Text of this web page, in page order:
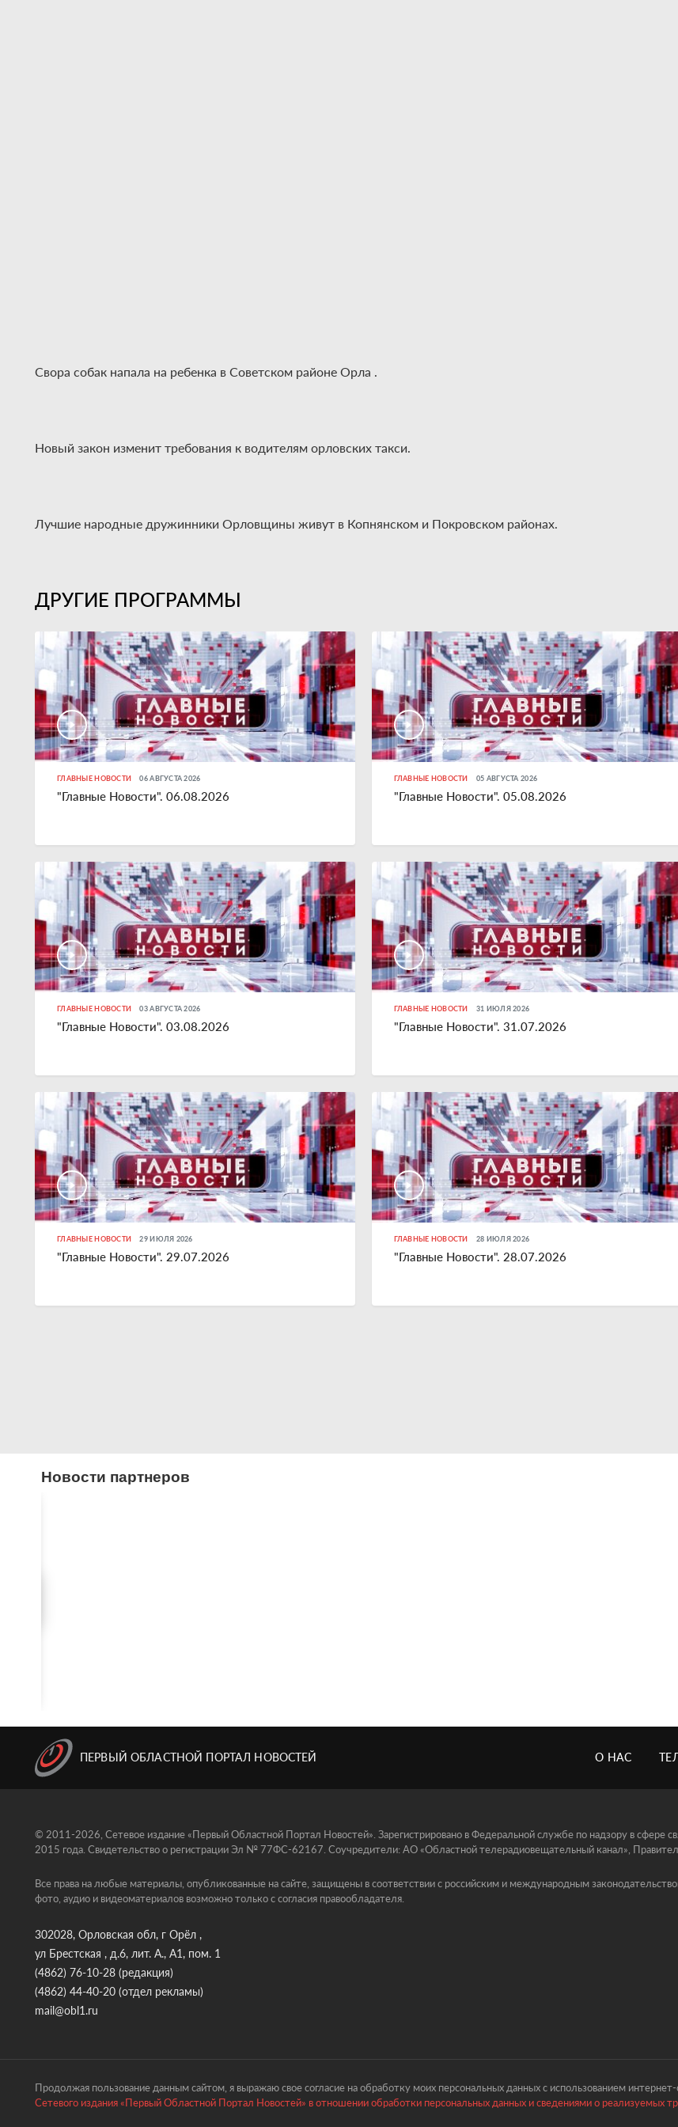
Свора собак напала на ребенка в Советском районе Орла .
Новый закон изменит требования к водителям орловских такси.
Лучшие народные дружинники Орловщины живут в Копнянском и Покровском районах.
ДРУГИЕ ПРОГРАММЫ
ГЛАВНЫЕ НОВОСТИ 06 АВГУСТА 2026
"Главные Новости". 06.08.2026
ГЛАВНЫЕ НОВОСТИ 05 АВГУСТА 2026
"Главные Новости". 05.08.2026
ГЛАВНЫЕ НОВОСТИ 03 АВГУСТА 2026
"Главные Новости". 03.08.2026
ГЛАВНЫЕ НОВОСТИ 31 ИЮЛЯ 2026
"Главные Новости". 31.07.2026
ГЛАВНЫЕ НОВОСТИ 29 ИЮЛЯ 2026
"Главные Новости". 29.07.2026
ГЛАВНЫЕ НОВОСТИ 28 ИЮЛЯ 2026
"Главные Новости". 28.07.2026
Новости партнеров
ПЕРВЫЙ ОБЛАСТНОЙ ПОРТАЛ НОВОСТЕЙ О НАС
© 2011-2026, Сетевое издание «Первый Областной Портал Новостей». Зарегистрировано в Федеральной службе по надзору в сфере
2015 года. Свидетельство о регистрации Эл № 77ФС-62167. Соучредители: АО «Областной телерадиовещательный канал»,
Все права на любые материалы, опубликованные на сайте, защищены в соответствии с российским и международным
фото, аудио и видеоматериалов возможно только с согласия правообладателя.
302028, Орловская обл, г Орёл ,
ул Брестская , д.6, лит. А., А1, пом. 1
(4862) 76-10-28 (редакция)
(4862) 44-40-20 (отдел рекламы)
mail@obl1.ru
Продолжая пользование данным сайтом, я выражаю свое согласие на обработку моих персональных данных с использованием
Сетевого издания «Первый Областной Портал Новостей» в отношении обработки персональных данных и сведениями о реализуемых